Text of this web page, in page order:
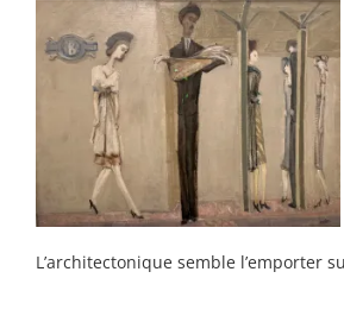
L’architectonique semble l’emporter